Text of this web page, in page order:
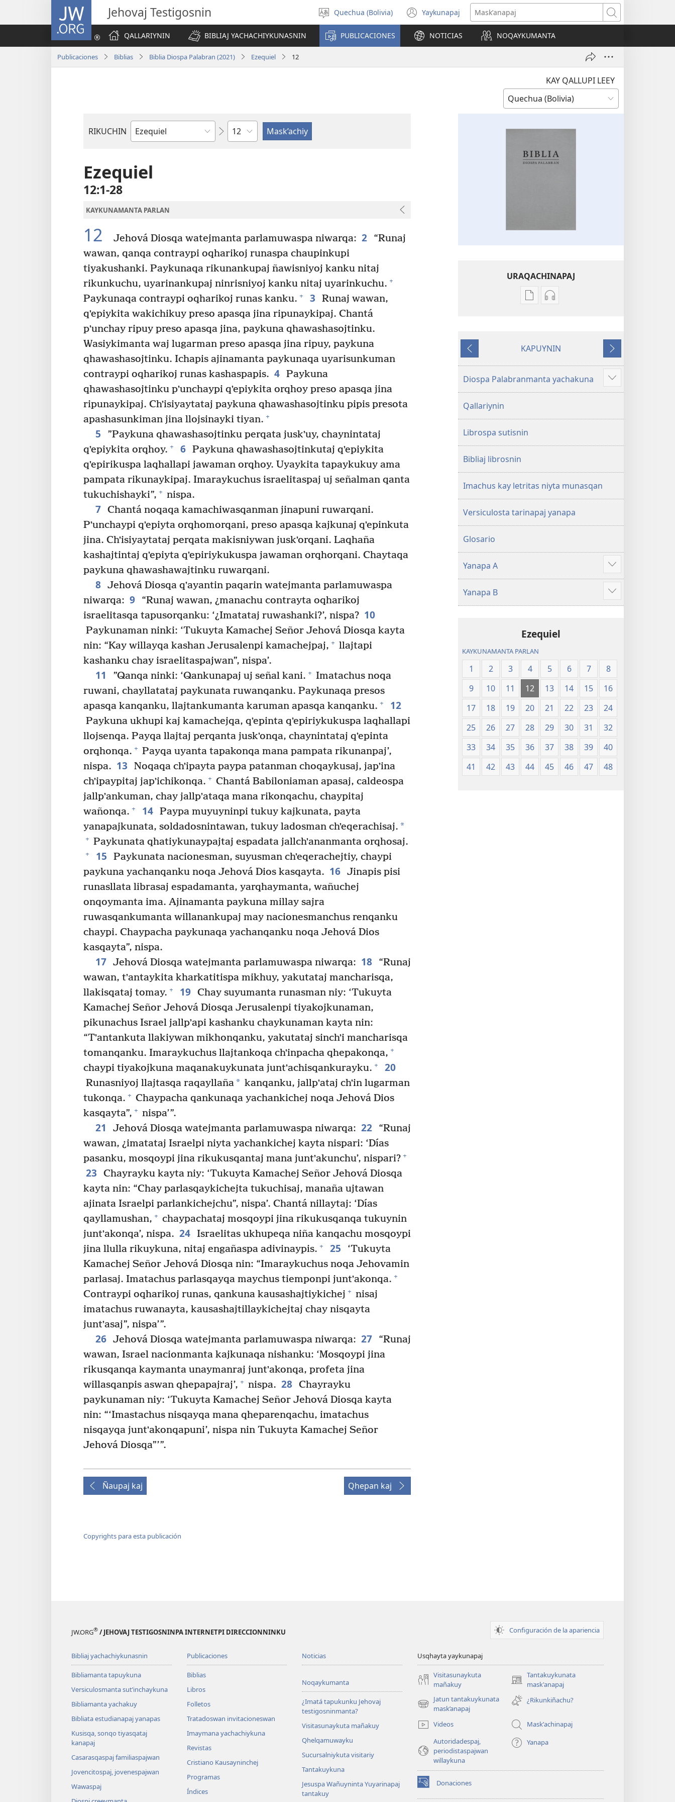
JW.ORG Jehovaj Testigosnin
Select
language
Quechua (Bolivia) Yaykunapaj
(opens
new
window)
Maskʼanapaj
QALLARIYNIN
BIBLIAJ YACHACHIYKUNASNIN PUBLICACIONES NOTICIAS NOQAYKUMANTA
Publicaciones Biblias Biblia Diospa Palabran (2021) Ezequiel 12
KAY QALLUPI LEEY
RIKUCHIN
Bibliamanta
Capítulo
Ezequiel
12:1-28
KAYKUNAMANTA PARLAN
12 Jehová Diosqa watejmanta parlamuwaspa niwarqa: 2
“Runaj
wawan, qanqa contraypi oqharikoj runaspa chaupinkupi
tiyakushanki. Paykunaqa rikunankupaj ñawisniyoj kanku nitaj
rikunkuchu, uyarinankupaj ninrisniyoj kanku nitaj uyarinkuchu. +
Paykunaqa contraypi oqharikoj runas kanku. + 3
Runaj wawan,
qʼepiykita wakichikuy preso apasqa jina ripunaykipaj. Chantá
pʼunchay ripuy preso apasqa jina, paykuna qhawashasojtinku.
Wasiykimanta waj lugarman preso apasqa jina ripuy, paykuna
qhawashasojtinku. Ichapis ajinamanta paykunaqa uyarisunkuman
contraypi oqharikoj runas kashaspapis. 4 Paykuna
qhawashasojtinku pʼunchaypi qʼepiykita orqhoy preso apasqa jina
ripunaykipaj. Chʼisiyaytataj paykuna qhawashasojtinku pipis presota
apashasunkiman jina llojsinayki tiyan. +
5
”Paykuna qhawashasojtinku perqata juskʼuy, chaynintataj
qʼepiykita orqhoy. + 6 Paykuna qhawashasojtinkutaj qʼepiykita
qʼepirikuspa laqhallapi jawaman orqhoy. Uyaykita tapaykukuy ama
pampata rikunaykipaj. Imaraykuchus israelitaspaj uj señalman qanta
tukuchishayki”, + nispa.
7 Chantá noqaqa kamachiwasqanman jinapuni ruwarqani.
Pʼunchaypi qʼepiyta orqhomorqani, preso apasqa kajkunaj qʼepinkuta
jina. Chʼisiyaytataj perqata makisniywan juskʼorqani. Laqhaña
kashajtintaj qʼepiyta qʼepiriykukuspa jawaman orqhorqani. Chaytaqa
paykuna qhawashawajtinku ruwarqani.
8 Jehová Diosqa qʼayantin paqarin watejmanta parlamuwaspa
niwarqa: 9
“Runaj wawan, ¿manachu contrayta oqharikoj
israelitasqa tapusorqanku: ‘¿Imatataj ruwashanki?’, nispa? 10
Paykunaman ninki: ‘Tukuyta Kamachej Señor Jehová Diosqa kayta
nin: “Kay willayqa kashan Jerusalenpi kamachejpaj, + llajtapi
kashanku chay israelitaspajwan”, nispa’.
11 ”Qanqa ninki: ‘Qankunapaj uj señal kani. + Imatachus noqa
ruwani, chayllatataj paykunata ruwanqanku. Paykunaqa presos
apasqa kanqanku, llajtankumanta karuman apasqa kanqanku. + 12
Paykuna ukhupi kaj kamachejqa, qʼepinta qʼepiriykukuspa laqhallapi
llojsenqa. Payqa llajtaj perqanta juskʼonqa, chaynintataj qʼepinta
orqhonqa. + Payqa uyanta tapakonqa mana pampata rikunanpaj’,
nispa. 13
Noqaqa chʼipayta paypa patanman choqaykusaj, japʼina
chʼipaypitaj japʼichikonqa. + Chantá Babiloniaman apasaj, caldeospa
jallpʼankuman, chay jallpʼataqa mana rikonqachu, chaypitaj
wañonqa. + 14 Paypa muyuyninpi tukuy kajkunata, payta
yanapajkunata, soldadosnintawan, tukuy ladosman chʼeqerachisaj. *
+ Paykunata qhatiykunaypajtaj espadata jallchʼananmanta orqhosaj.
+ 15
Paykunata nacionesman, suyusman chʼeqerachejtiy, chaypi
paykuna yachanqanku noqa Jehová Dios kasqayta. 16 Jinapis pisi
runasllata librasaj espadamanta, yarqhaymanta, wañuchej
onqoymanta ima. Ajinamanta paykuna millay sajra
ruwasqankumanta willanankupaj may nacionesmanchus renqanku
chaypi. Chaypacha paykunaqa yachanqanku noqa Jehová Dios
kasqayta”, nispa.
17 Jehová Diosqa watejmanta parlamuwaspa niwarqa: 18
“Runaj
wawan, tʼantaykita kharkatitispa mikhuy, yakutataj mancharisqa,
llakisqataj tomay. + 19 Chay suyumanta runasman niy: ‘Tukuyta
Kamachej Señor Jehová Diosqa Jerusalenpi tiyakojkunaman,
pikunachus Israel jallpʼapi kashanku chaykunaman kayta nin:
“Tʼantankuta llakiywan mikhonqanku, yakutataj sinchʼi mancharisqa
tomanqanku. Imaraykuchus llajtankoqa chʼinpacha qhepakonqa, +
chaypi tiyakojkuna maqanakuykunata juntʼachisqankurayku. + 20
Runasniyoj llajtasqa raqayllaña* kanqanku, jallpʼataj chʼin lugarman
tukonqa. + Chaypacha qankunaqa yachankichej noqa Jehová Dios
kasqayta”, + nispa’”.
21 Jehová Diosqa watejmanta parlamuwaspa niwarqa: 22
“Runaj
wawan, ¿imatataj Israelpi niyta yachankichej kayta nispari: ‘Días
pasanku, mosqoypi jina rikukusqantaj mana juntʼakunchu’, nispari? +
23
Chayrayku kayta niy: ‘Tukuyta Kamachej Señor Jehová Diosqa
kayta nin: “Chay parlasqaykichejta tukuchisaj, manaña ujtawan
ajinata Israelpi parlankichejchu”, nispa’. Chantá nillaytaj: ‘Días
qayllamushan, + chaypachataj mosqoypi jina rikukusqanqa tukuynin
juntʼakonqa’, nispa. 24 Israelitas ukhupeqa niña kanqachu mosqoypi
jina llulla rikuykuna, nitaj engañaspa adivinaypis. + 25
‘Tukuyta
Kamachej Señor Jehová Diosqa nin: “Imaraykuchus noqa Jehovamin
parlasaj. Imatachus parlasqayqa maychus tiemponpi juntʼakonqa. +
Contraypi oqharikoj runas, qankuna kausashajtiykichej + nisaj
imatachus ruwanayta, kausashajtillaykichejtaj chay nisqayta
juntʼasaj”, nispa’”.
26 Jehová Diosqa watejmanta parlamuwaspa niwarqa: 27
“Runaj
wawan, Israel nacionmanta kajkunaqa nishanku: ‘Mosqoypi jina
rikusqanqa kaymanta unaymanraj juntʼakonqa, profeta jina
willasqanpis aswan qhepapajraj’, + nispa. 28 Chayrayku
paykunaman niy: ‘Tukuyta Kamachej Señor Jehová Diosqa kayta
nin: “‘Imastachus nisqayqa mana qheparenqachu, imatachus
nisqayqa juntʼakonqapuni’, nispa nin Tukuyta Kamachej Señor
Jehová Diosqa”’”.
Ñaupaj kaj Qhepan kaj
Copyrights para esta publicación
URAQACHINAPAJ
Publicacionta
Palabran
Grabasqata
Palabran
Ñaupaj
kaj
KAPUYNIN
Qhepan
kaj
Diospa Palabranmanta yachakuna
Show
more
Qallariynin
Librospa sutisnin
Bibliaj librosnin
Imachus kay letritas niyta munasqan
Versiculosta tarinapaj yanapa
Glosario
Yanapa A
Show
more
Yanapa B
Show
more
Ezequiel
KAYKUNAMANTA PARLAN
1 2 3 4 5 6 7
8
9
10 11 12 13 14 15
16
17
18 19 20 21 22 23
24
25
26 27 28 29 30 31
32
33
34 35 36 37 38 39
40
41
42 43 44 45 46 47 48
JW.ORG® / JEHOVAJ TESTIGOSNINPA INTERNETPI DIRECCIONNINKU Configuración de la apariencia
Bibliaj yachachiykunasnin
Bibliamanta tapuykuna
Versiculosmanta sutʼinchaykuna
Bibliamanta yachakuy
Bibliata estudianapaj yanapas
Kusisqa, sonqo tiyasqataj
kanapaj
Casarasqaspaj familiaspajwan
Jovencitospaj, jovenespajwan
Wawaspaj
Publicaciones
Biblias
Libros
Folletos
Tratadoswan invitacioneswan
Imaymana yachachiykuna
Revistas
Cristiano Kausayninchej
Programas
Índices
Noticias
Noqaykumanta
¿Imatá tapukunku Jehovaj
testigosninmanta?
Visitasunaykuta mañakuy
Qhelqamuwayku
Sucursalniykuta visitariy
Tantakuykuna
Jesuspa Wañuyninta Yuyarinapaj
tantakuy
Usqhayta yaykunapaj
Visitasunaykuta
mañakuy
Tantakuykunata
mask'anapaj
(opens
new
window)
Jatun tantakuykunata
mask’anapaj
(opens
window)
¿Rikunkiñachu?
Videos
Maskʼachinapaj
Autoridadespaj,
periodistaspajwan
willaykuna
Yanapa
Donaciones
(opens
new